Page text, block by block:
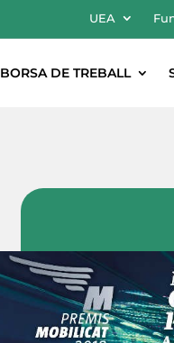
UEA
BORSA DE TREBALL